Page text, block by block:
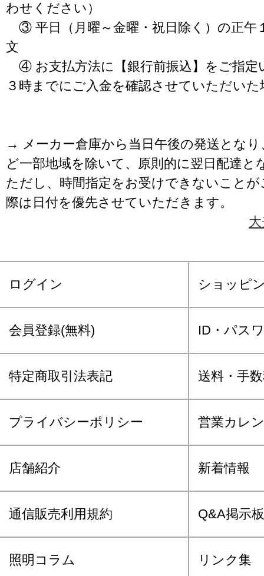
わせください）
③ 平日（月曜～金曜・祝日除く）の正午
文
④ お支払方法に【銀行前振込】をご指定
３時までにご入金を確認させていただいた
→ メーカー倉庫から当日午後の発送となり
ど一部地域を除いて、原則的に翌日配達と
ただし、時間指定をお受けできないこと
際は日付を優先させていただきます。
ログイン ショッピ
会員登録(無料) ID・パス
特定商取引法表記 送料・手
プライバシーポリシー 営業カレ
店舗紹介 新着情報
通信販売利用規約 Q&A掲示板
照明コラム リンク集